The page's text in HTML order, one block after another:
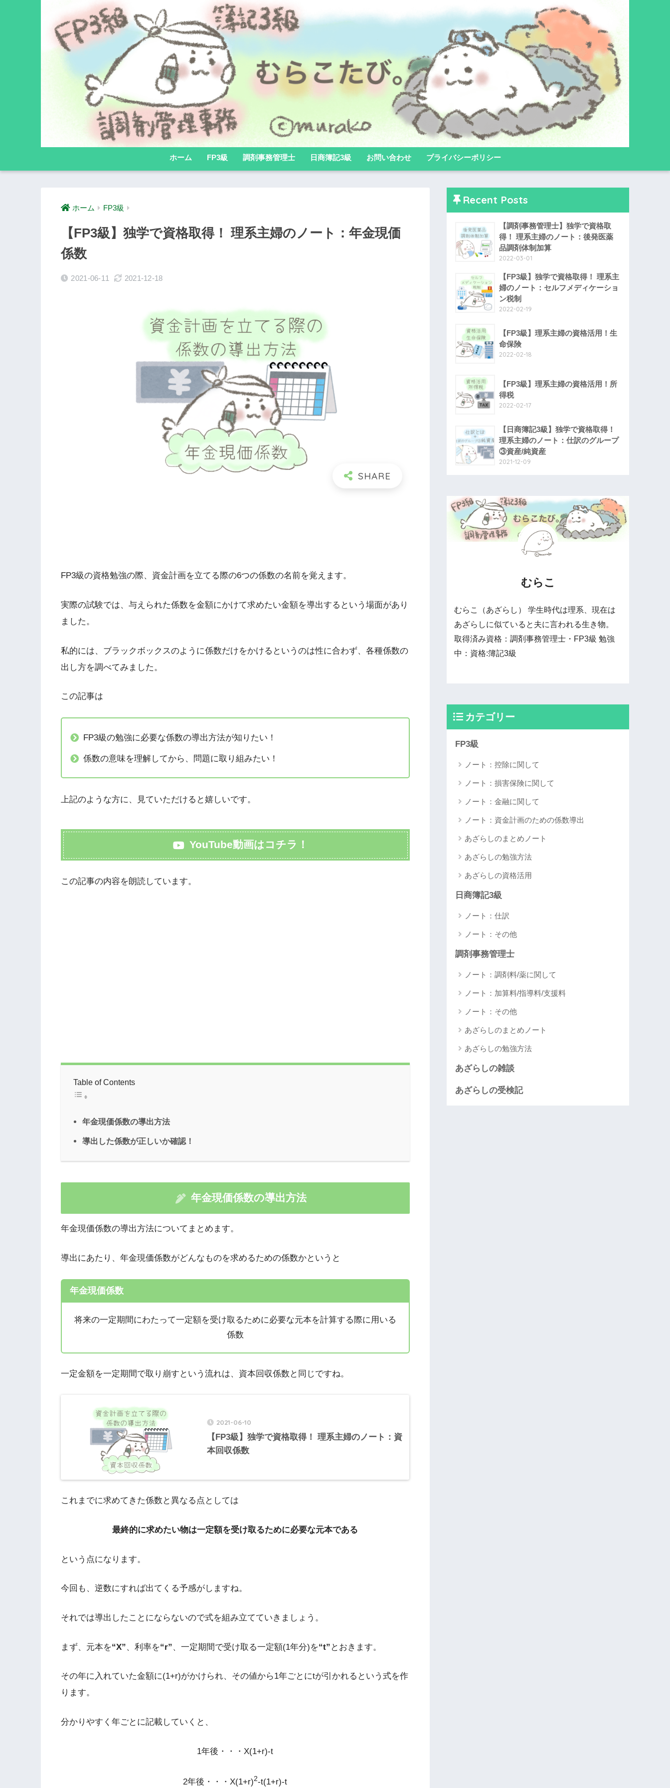
ホーム FP3級 調剤事務管理士 日商簿記3級 お問い合わせ プライバシーポリシー
ホーム FP3級
【FP3級】独学で資格取得！ 理系主婦のノート：年金現価
係数
2021-06-11 2021-12-18
FP3級の資格勉強の際、資金計画を立てる際の6つの係数の名前を覚えます。
実際の試験では、与えられた係数を金額にかけて求めたい金額を導出するという場面があり
ました。
私的には、ブラックボックスのように係数だけをかけるというのは性に合わず、各種係数の
出し方を調べてみました。
この記事は
FP3級の勉強に必要な係数の導出方法が知りたい！
係数の意味を理解してから、問題に取り組みたい！
上記のような方に、見ていただけると嬉しいです。
YouTube動画はコチラ！
この記事の内容を朗読しています。
Table of Contents
年金現価係数の導出方法
導出した係数が正しいか確認！
年金現価係数の導出方法
年金現価係数の導出方法についてまとめます。
導出にあたり、年金現価係数がどんなものを求めるための係数かというと
年金現価係数
将来の一定期間にわたって一定額を受け取るために必要な元本を計算する際に用いる
係数
一定金額を一定期間で取り崩すという流れは、資本回収係数と同じですね。
2021-06-10
【FP3級】独学で資格取得！ 理系主婦のノート：資
本回収係数
これまでに求めてきた係数と異なる点としては
最終的に求めたい物は一定額を受け取るために必要な元本である
という点になります。
今回も、逆数にすれば出てくる予感がしますね。
それでは導出したことにならないので式を組み立てていきましょう。
まず、元本を“X”、利率を“r”、一定期間で受け取る一定額(1年分)を“t” とおきます。
その年に入れていた金額に(1+r)がかけられ、その値から1年ごとにtが引かれるという式を作
ります。
分かりやすく年ごとに記載していくと、
1年後・・・X(1+r)-t
2年後・・・X(1+r)2-t(1+r)-t
Recent Posts
【調剤事務管理士】独学で資格取
得！ 理系主婦のノート：後発医薬
品調剤体制加算
2022-03-01
【FP3級】独学で資格取得！ 理系主
婦のノート：セルフメディケーショ
ン税制
2022-02-19
【FP3級】理系主婦の資格活用！生
命保険
2022-02-18
【FP3級】理系主婦の資格活用！所
得税
2022-02-17
【日商簿記3級】独学で資格取得！
理系主婦のノート：仕訳のグループ
③資産/純資産
2021-12-09
むらこ
むらこ（あざらし） 学生時代は理系、現在は
あざらしに似ていると夫に言われる生き物。
取得済み資格：調剤事務管理士・FP3級 勉強
中：資格:簿記3級
カテゴリー
FP3級
ノート：控除に関して
ノート：損害保険に関して
ノート：金融に関して
ノート：資金計画のための係数導出
あざらしのまとめノート
あざらしの勉強方法
あざらしの資格活用
日商簿記3級
ノート：仕訳
ノート：その他
調剤事務管理士
ノート：調剤料/薬に関して
ノート：加算料/指導料/支援料
ノート：その他
あざらしのまとめノート
あざらしの勉強方法
あざらしの雑談
あざらしの受検記